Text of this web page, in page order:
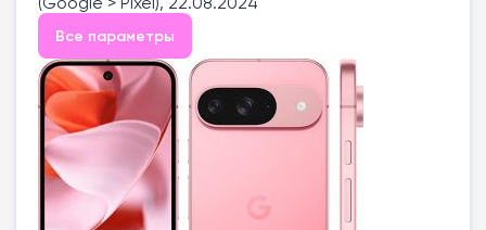
Все параметры